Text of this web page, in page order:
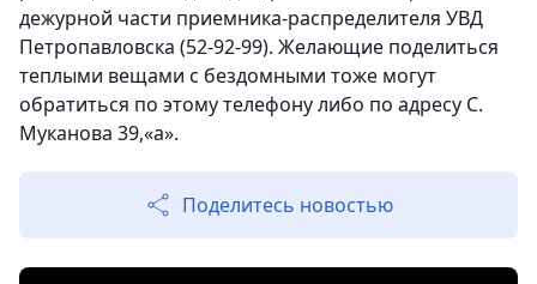
дежурной части приемника-распределителя УВД
Петропавловска (52-92-99). Желающие поделиться
теплыми вещами с бездомными тоже могут
обратиться по этому телефону либо по адресу С.
Муканова 39,«а».
Поделитесь новостью